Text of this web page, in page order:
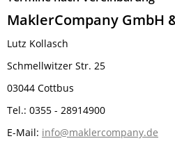
MaklerCompany GmbH
Lutz Kollasch
Schmellwitzer Str. 25
03044 Cottbus
Tel.: 0355 - 28914900
E-Mail: info@maklercompany.de